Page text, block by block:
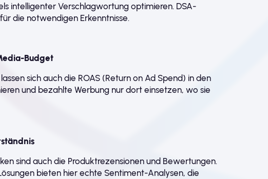
intelligenter Verschlagwortung optimieren. DSA-
die notwendigen Erkenntnisse.
Budget
sich auch die ROAS (Return on Ad Spend) in den
und bezahlte Werbung nur dort einsetzen, wo sie
sind auch die Produktrezensionen und Bewertungen.
bieten hier echte Sentiment-Analysen, die